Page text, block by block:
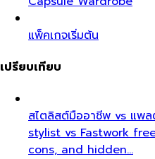
แพ็คเกจเริ่มต้น
เปรียบเทียบ
สไตลิสต์มืออาชีพ vs แพ
stylist vs Fastwork
cons, and hidden…